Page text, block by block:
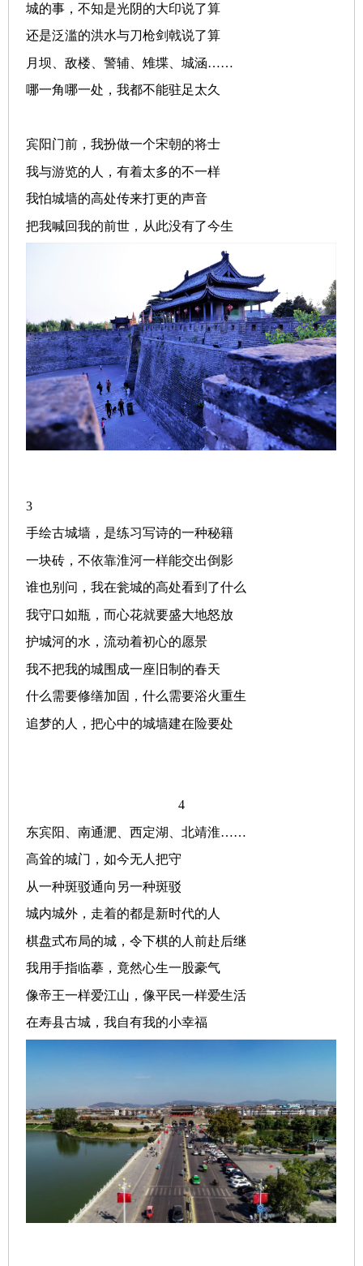
城的事，不知是光阴的大印说了算
还是泛滥的洪水与刀枪剑戟说了算
月坝、敌楼、警辅、雉堞、城涵……
哪一角哪一处，我都不能驻足太久
宾阳门前，我扮做一个宋朝的将士
我与游览的人，有着太多的不一样
我怕城墙的高处传来打更的声音
把我喊回我的前世，从此没有了今生
3
手绘古城墙，是练习写诗的一种秘籍
一块砖，不依靠淮河一样能交出倒影
谁也别问，我在瓮城的高处看到了什么
我守口如瓶，而心花就要盛大地怒放
护城河的水，流动着初心的愿景
我不把我的城围成一座旧制的春天
什么需要修缮加固，什么需要浴火重生
追梦的人，把心中的城墙建在险要处
4
东宾阳、南通淝、西定湖、北靖淮……
高耸的城门，如今无人把守
从一种斑驳通向另一种斑驳
城内城外，走着的都是新时代的人
棋盘式布局的城，令下棋的人前赴后继
我用手指临摹，竟然心生一股豪气
像帝王一样爱江山，像平民一样爱生活
在寿县古城，我自有我的小幸福